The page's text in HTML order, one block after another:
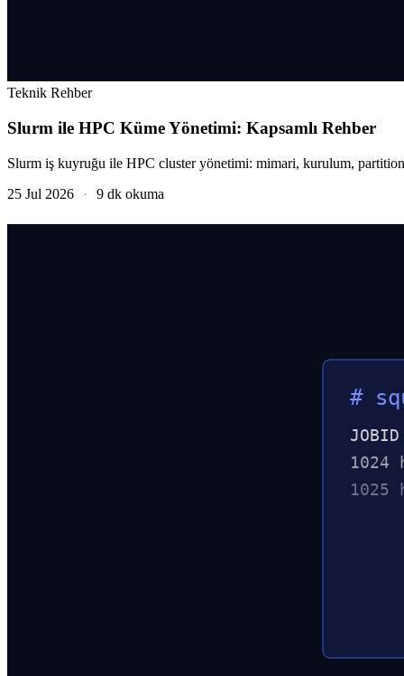
Teknik Rehber
Slurm ile HPC Küme Yönetimi: Kapsamlı Rehber
Slurm iş kuyruğu ile HPC cluster yönetimi: mimari, kurulum,
25 Jul 2026
· 9 dk okuma